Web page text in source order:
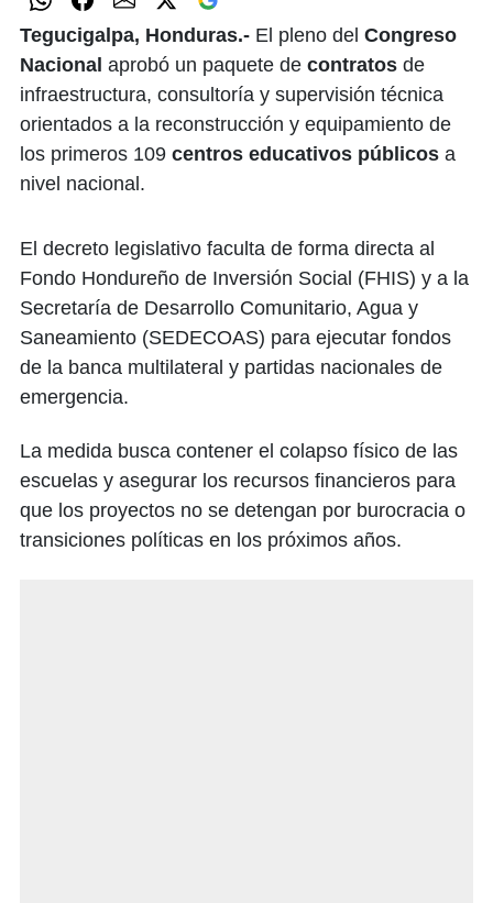
Tegucigalpa, Honduras.- ​El pleno del Congreso
Nacional aprobó un paquete de contratos de
infraestructura, consultoría y supervisión técnica
orientados a la reconstrucción y equipamiento de
los primeros 109 centros educativos públicos a
nivel nacional.
El decreto legislativo faculta de forma directa al
Fondo Hondureño de Inversión Social (FHIS) y a la
Secretaría de Desarrollo Comunitario, Agua y
Saneamiento (SEDECOAS) para ejecutar fondos
de la banca multilateral y partidas nacionales de
emergencia.
La medida busca contener el colapso físico de las
escuelas y asegurar los recursos financieros para
que los proyectos no se detengan por burocracia o
transiciones políticas en los próximos años.